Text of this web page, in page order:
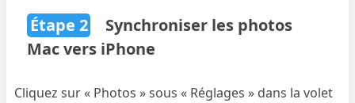
Étape 2
Synchroniser les photos
Mac vers iPhone
Cliquez sur « Photos » sous « Réglages » dans la volet